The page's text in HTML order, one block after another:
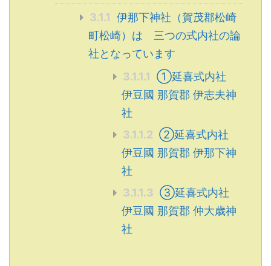
3.1.1 伊那下神社（賀茂郡松崎
町松崎）は 三つの式内社の論
社となっています
3.1.1.1 ①延喜式内社
伊豆國 那賀郡 伊志夫神
社
3.1.1.2 ②延喜式内社
伊豆國 那賀郡 伊那下神
社
3.1.1.3 ③延喜式内社
伊豆國 那賀郡 仲大歳神
社